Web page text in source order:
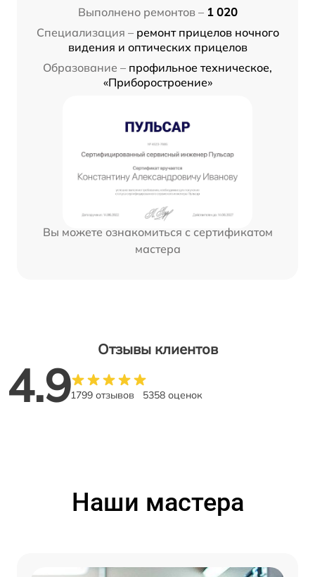
Выполнено ремонтов – 1 020
Специализация – ремонт прицелов ночного
видения и оптических прицелов
Образование – профильное техническое,
«Приборостроение»
Вы можете ознакомиться с сертификатом
мастера
Отзывы клиентов
4.91799 отзывов 5358 оценок
Наши мастера